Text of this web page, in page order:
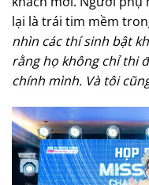
lại là trái tim mềm
nhìn các thí sinh bật
rằng họ không chỉ thi
chính mình. Và tôi